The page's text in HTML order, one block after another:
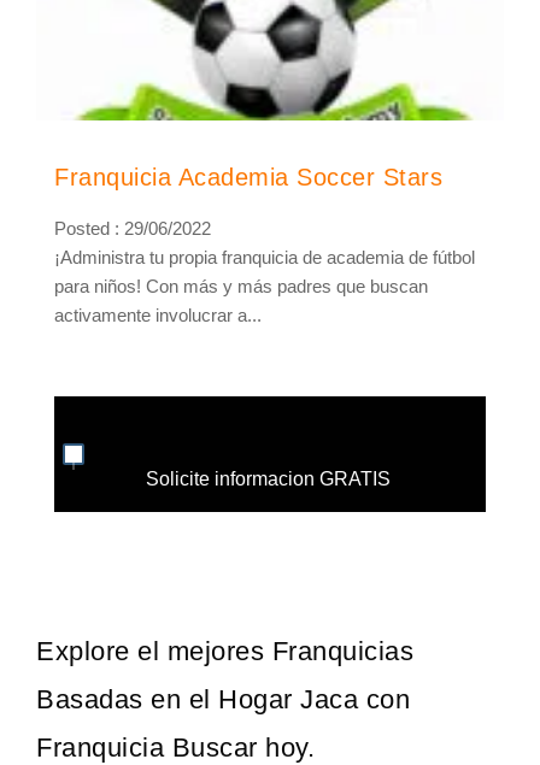
Franquicia Academia Soccer Stars
Posted : 29/06/2022
¡Administra tu propia franquicia de academia de fútbol
para niños! Con más y más padres que buscan
activamente involucrar a...
Solicite informacion GRATIS
Explore el mejores Franquicias
Basadas en el Hogar Jaca con
Franquicia Buscar hoy.